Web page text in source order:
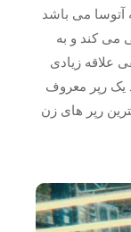
آتوسا می باشد
می‌ کند و به
علاقه زیادی
رپر معروف
رپر های زن